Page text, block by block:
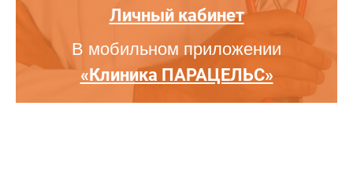
Личный кабинет
В мобильном приложении
«Клиника ПАРАЦЕЛЬС»